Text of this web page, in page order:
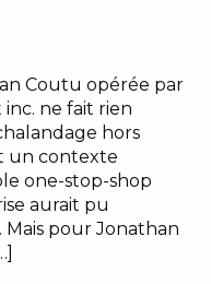
Coutu opérée par
ne fait rien
hors
un contexte
one-stop-shop
aurait pu
pour Jonathan